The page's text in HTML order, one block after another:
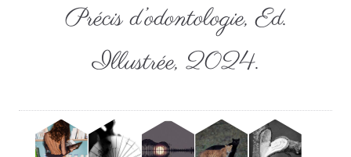
Précis d’odontologie, Ed.
Illustrée, 2024.